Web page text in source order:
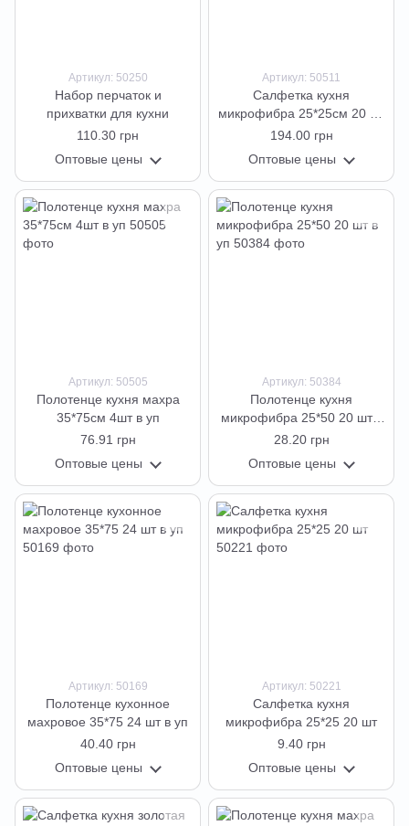
Артикул: 50250
Набор перчаток и
прихватки для кухни
110.30 грн
Оптовые цены
Артикул: 50511
Салфетка кухня
микрофибра 25*25см 20 шт
в рулоне
194.00 грн
Оптовые цены
Артикул: 50505
Полотенце кухня махра
35*75см 4шт в уп
76.91 грн
Оптовые цены
Артикул: 50384
Полотенце кухня
микрофибра 25*50 20 шт в
уп
28.20 грн
Оптовые цены
Артикул: 50169
Полотенце кухонное
махровое 35*75 24 шт в уп
40.40 грн
Оптовые цены
Артикул: 50221
Салфетка кухня
микрофибра 25*25 20 шт
9.40 грн
Оптовые цены